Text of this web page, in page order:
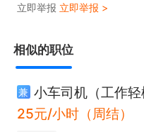
立即举报 立即举报 >
相似的职位
兼 小车司机（工作轻
25元/小时（周结）